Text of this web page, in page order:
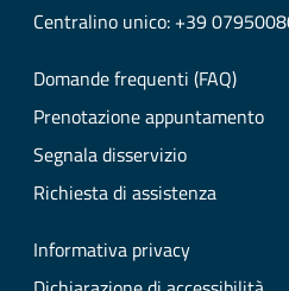
Centralino unico: +39
Domande frequenti (FAQ)
Prenotazione appuntamento
Segnala disservizio
Richiesta di assistenza
Informativa privacy